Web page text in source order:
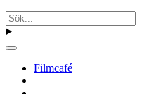
Filmcafé